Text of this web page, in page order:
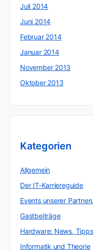
Juli 2014
Juni 2014
Februar 2014
Januar 2014
November 2013
Oktober 2013
Kategorien
Allgemein
Der IT-Karriereguide
Events unserer
Gastbeiträge
Hardware: News,
Informatik und Theorie